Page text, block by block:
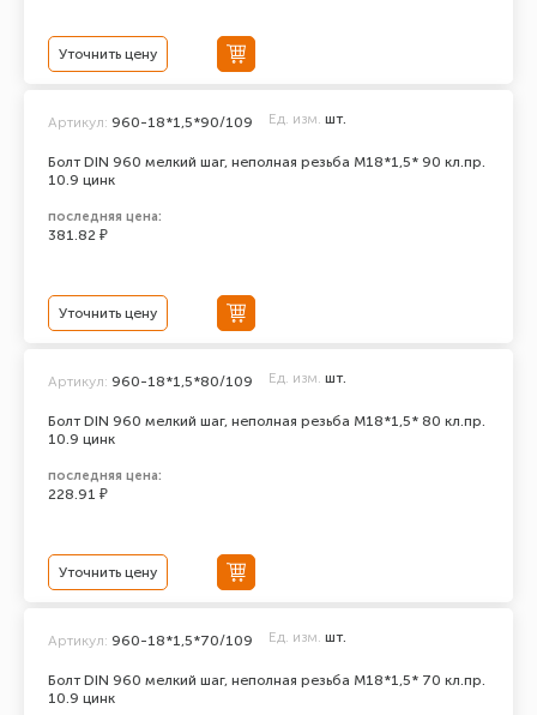
Уточнить цену
Болт DIN 960 мелкий шаг, неполная резьба M18*1,5* 90 кл.пр.
10.9 цинк
Артикул: 960-18*1,5*90/109 Ед. изм. шт.
последняя цена:
381.82 ₽
Уточнить цену
Болт DIN 960 мелкий шаг, неполная резьба M18*1,5* 80 кл.пр.
10.9 цинк
Артикул: 960-18*1,5*80/109 Ед. изм. шт.
последняя цена:
228.91 ₽
Уточнить цену
Болт DIN 960 мелкий шаг, неполная резьба M18*1,5* 70 кл.пр.
10.9 цинк
Артикул: 960-18*1,5*70/109 Ед. изм. шт.